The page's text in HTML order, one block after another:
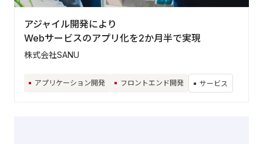
お気軽にお問い合わせください
アジャイル開発により
Webサービスのアプリ化を2か月半で実現
株式会社SANU
アプリケーション開発 フロントエンド開発 サービス